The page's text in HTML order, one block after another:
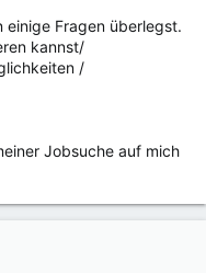
einige Fragen überlegst.
kannst/
/
Jobsuche auf mich